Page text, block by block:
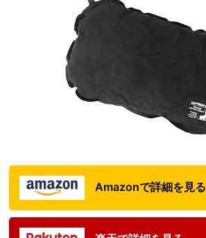
Amazonで詳細を見る